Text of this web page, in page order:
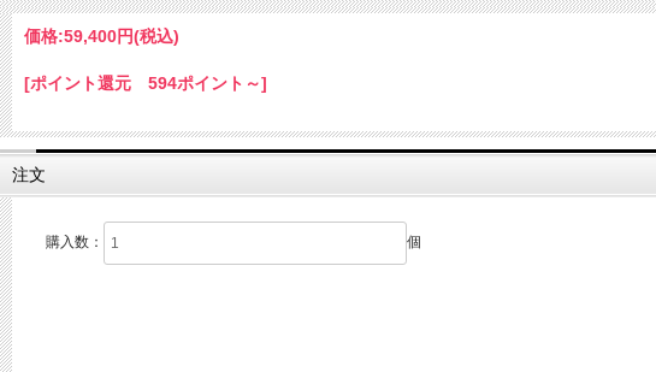
価格:59,400円(税込)
[ポイント還元 594ポイント～]
注文
購入数： 個